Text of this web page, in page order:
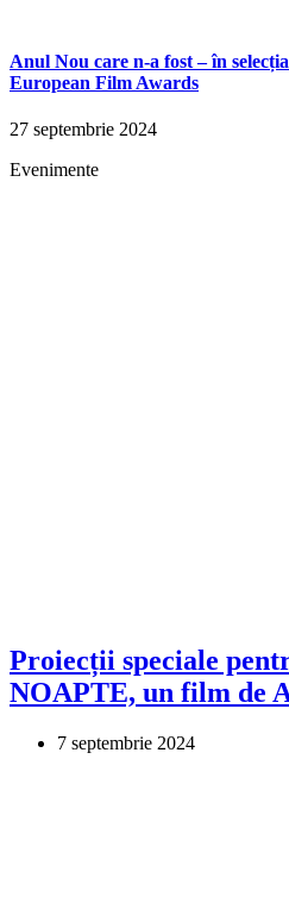
Anul Nou care n-a fost – în
European Film Awards
27 septembrie 2024
Evenimente
Proiecții speciale
NOAPTE, un film de
7 septembrie 2024